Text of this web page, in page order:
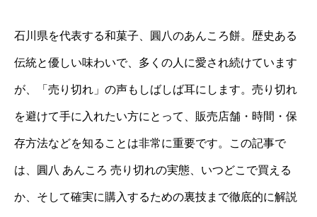
石川県を代表する和菓子、圓八のあんころ餅。歴史ある
伝統と優しい味わいで、多くの人に愛され続けています
が、「売り切れ」の声もしばしば耳にします。売り切れ
を避けて手に入れたい方にとって、販売店舗・時間・保
存方法などを知ることは非常に重要です。この記事で
は、圓八 あんころ 売り切れの実態、いつどこで買える
か、そして確実に購入するための裏技まで徹底的に解説